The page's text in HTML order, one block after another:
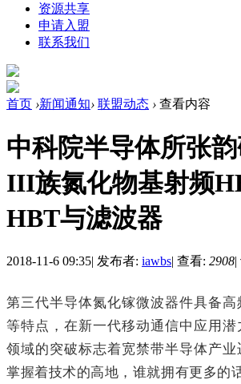
资源共享
申请入盟
联系我们
首页 ›新闻通知› 联盟动态 › 查看内容
中科院半导体所张韵
III族氮化物基射频
HBT与滤波器
2018-11-6 09:35| 发布者: iawbs| 查看: 2908|
第三代半导体氮化镓微波器件具备
等特点，在新一代移动通信中应用潜
领域的突破标志着宽禁带半导体产
掌握着技术的高地，谁就拥有更多的